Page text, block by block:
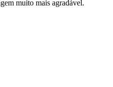
muito mais agradável.